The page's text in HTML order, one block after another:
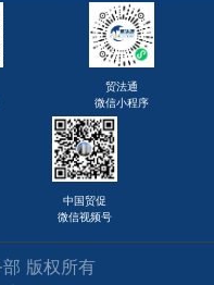
贸法通
微信小程序
中国贸促
微信视频号
版权所有